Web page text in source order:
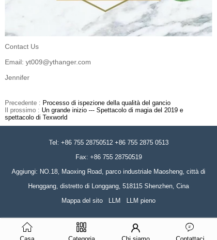
Contact Us
Email: yt009@ythanger.com
Jennifer
Precedente : Processo di ispezione della qualità del gancio
Il prossimo : Un grande inizio --- Spettacolo di magia del 2019 e
spettacolo di Texworld
Tel: +86 755 28750512 +86 755 2875 0513
Fax: +86 755 28750519
Aggiungi: NO.18, Maoxing Road, parco industriale Maosheng, città di
Henggang, distretto di Longgang, 518115 Shenzhen, Cina
Mappa del sito
LLM LLM pieno